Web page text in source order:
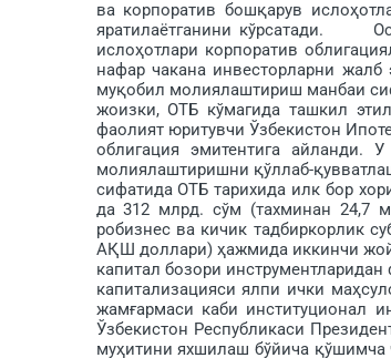
ва корпоратив бошқарув
яратилаётганини кўрсатади.
ислоҳотлари корпоратив
нафар чакана инвесторларни жалб
муқобил молия­лаштириш манбаи
жоизки, ОТБ кўмагида ташкил
фаолият юритувчи Ўзбекистон
облигация эмитентига
молиялаштиришни қўллаб-
сифатида ОТБ тарихида илк бор
да 312 млрд. сўм (тахминан 24,7
робизнес ва кичик тадбиркорлик
АҚШ доллари) ҳажмида иккинчи
капитал бозори
капитализацияси ялпи ички
жамғармаси каби институционал
Ўзбекистон Республикаси
муҳитини яхшилаш бў­йича қўшимча